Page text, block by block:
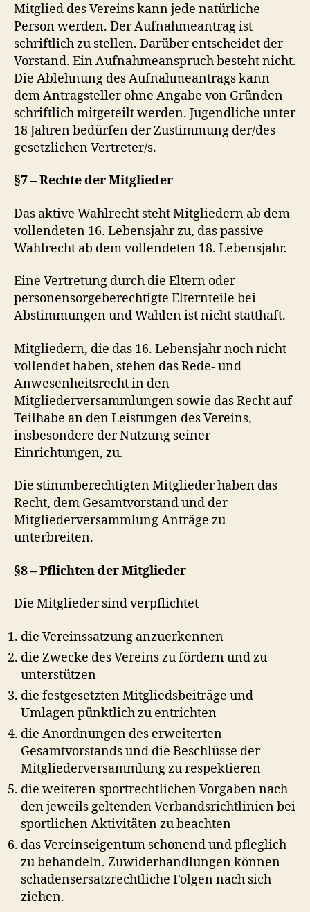
Mitglied des Vereins kann jede natürliche
Person werden. Der Aufnahmeantrag ist
schriftlich zu stellen. Darüber entscheidet der
Vorstand. Ein Aufnahmeanspruch besteht nicht.
Die Ablehnung des Aufnahmeantrags kann
dem Antragsteller ohne Angabe von Gründen
schriftlich mitgeteilt werden. Jugendliche unter
18 Jahren bedürfen der Zustimmung der/des
gesetzlichen Vertreter/s.
§7 – Rechte der Mitglieder
Das aktive Wahlrecht steht Mitgliedern ab dem
vollendeten 16. Lebensjahr zu, das passive
Wahlrecht ab dem vollendeten 18. Lebensjahr.
Eine Vertretung durch die Eltern oder
personensorgeberechtigte Elternteile bei
Abstimmungen und Wahlen ist nicht statthaft.
Mitgliedern, die das 16. Lebensjahr noch nicht
vollendet haben, stehen das Rede- und
Anwesenheitsrecht in den
Mitgliederversammlungen sowie das Recht auf
Teilhabe an den Leistungen des Vereins,
insbesondere der Nutzung seiner
Einrichtungen, zu.
Die stimmberechtigten Mitglieder haben das
Recht, dem Gesamtvorstand und der
Mitgliederversammlung Anträge zu
unterbreiten.
§8 – Pflichten der Mitglieder
Die Mitglieder sind verpflichtet
die Vereinssatzung anzuerkennen
die Zwecke des Vereins zu fördern und zu
unterstützen
die festgesetzten Mitgliedsbeiträge und
Umlagen pünktlich zu entrichten
die Anordnungen des erweiterten
Gesamtvorstands und die Beschlüsse der
Mitgliederversammlung zu respektieren
die weiteren sportrechtlichen Vorgaben nach
den jeweils geltenden Verbandsrichtlinien bei
sportlichen Aktivitäten zu beachten
das Vereinseigentum schonend und pfleglich
zu behandeln. Zuwiderhandlungen können
schadensersatzrechtliche Folgen nach sich
ziehen.